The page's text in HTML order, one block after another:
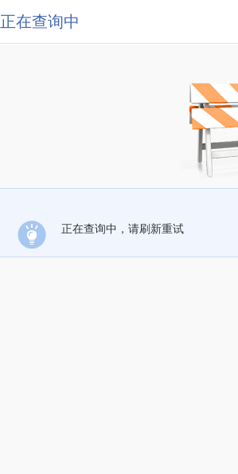
正在查询中
正在查询中，请刷新重试